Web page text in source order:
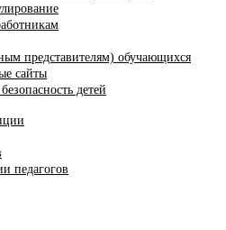
представителям) обучающихся
сайты
детей
педагогов